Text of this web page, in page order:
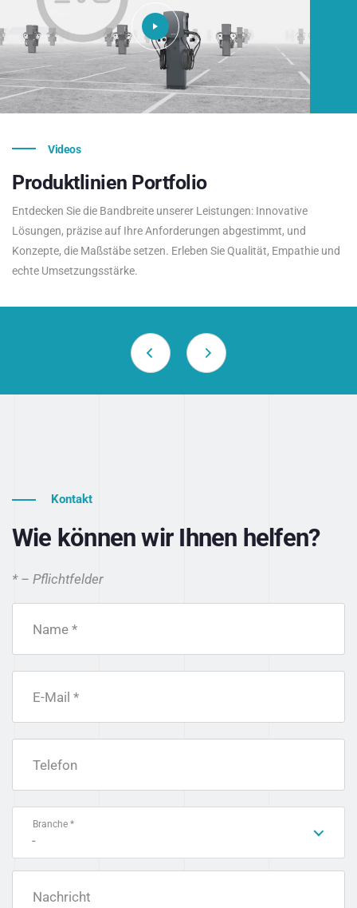
Videos
Produktlinien Portfolio
Entdecken Sie die Bandbreite unserer Leistungen: Innovative
Lösungen, präzise auf Ihre Anforderungen abgestimmt, und
Konzepte, die Maßstäbe setzen. Erleben Sie Qualität, Empathie und
echte Umsetzungsstärke.
Kontakt
Wie können wir Ihnen helfen?
* – Pflichtfelder
Name *
E-Mail *
Telefon
Branche *
-
Nachricht